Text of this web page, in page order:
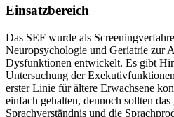
Einsatzbereich
Das SEF wurde als
Neuropsychologie und Geriatrie zur
Dysfunktionen entwickelt. Es gibt
Untersuchung der
erster Linie für ältere Erwachsene
einfach gehalten, dennoch sollten
Sprachverständnis und die